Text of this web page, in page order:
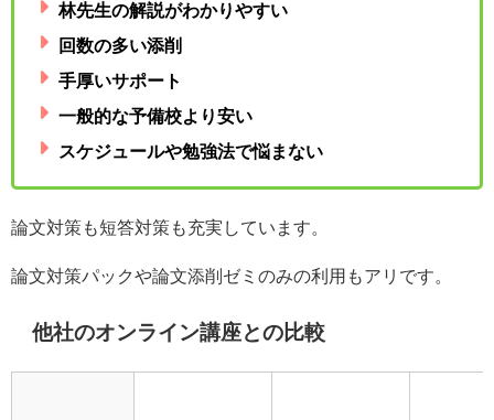
林先生の解説がわかりやすい
回数の多い添削
手厚いサポート
一般的な予備校より安い
スケジュールや勉強法で悩まない
論文対策も短答対策も充実しています。
論文対策パックや論文添削ゼミのみの利用もアリです。
他社のオンライン講座との比較